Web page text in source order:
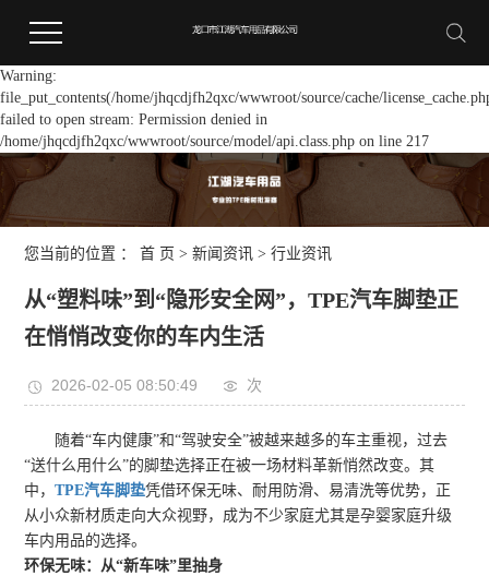
Warning:
file_put_contents(/home/jhqcdjfh2qxc/wwwroot/source/cache/
failed to open stream: Permission denied in
/home/jhqcdjfh2qxc/wwwroot/source/model/api.class.php on line 217
您当前的位置 ：首 页 >新闻资讯 >行业资讯
从“塑料味”到“隐形安全网”，TPE汽车脚垫正
在悄悄改变你的车内生活
2026-02-05 08:50:49 次
随着“车内健康”和“驾驶安全”被越来越多的车主重视，过去
“送什么用什么”的脚垫选择正在被一场材料革新悄然改变。其
中，TPE汽车脚垫凭借环保无味、耐用防滑、易清洗等优势，正
从小众新材质走向大众视野，成为不少家庭尤其是孕婴家庭升级
车内用品的选择。
环保无味：从“新车味”里抽身